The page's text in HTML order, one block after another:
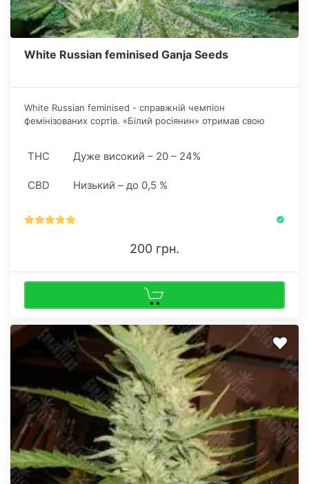
White Russian feminised Ganja Seeds
White Russian feminised - справжній чемпіон
фемінізованих сортів. «Білий росіянин» отримав свою
стрейн відрізняється нокаутуючим ефектом.
THC Дуже високий – 20 – 24%
CBD Низький – до 0,5 %
200 грн.